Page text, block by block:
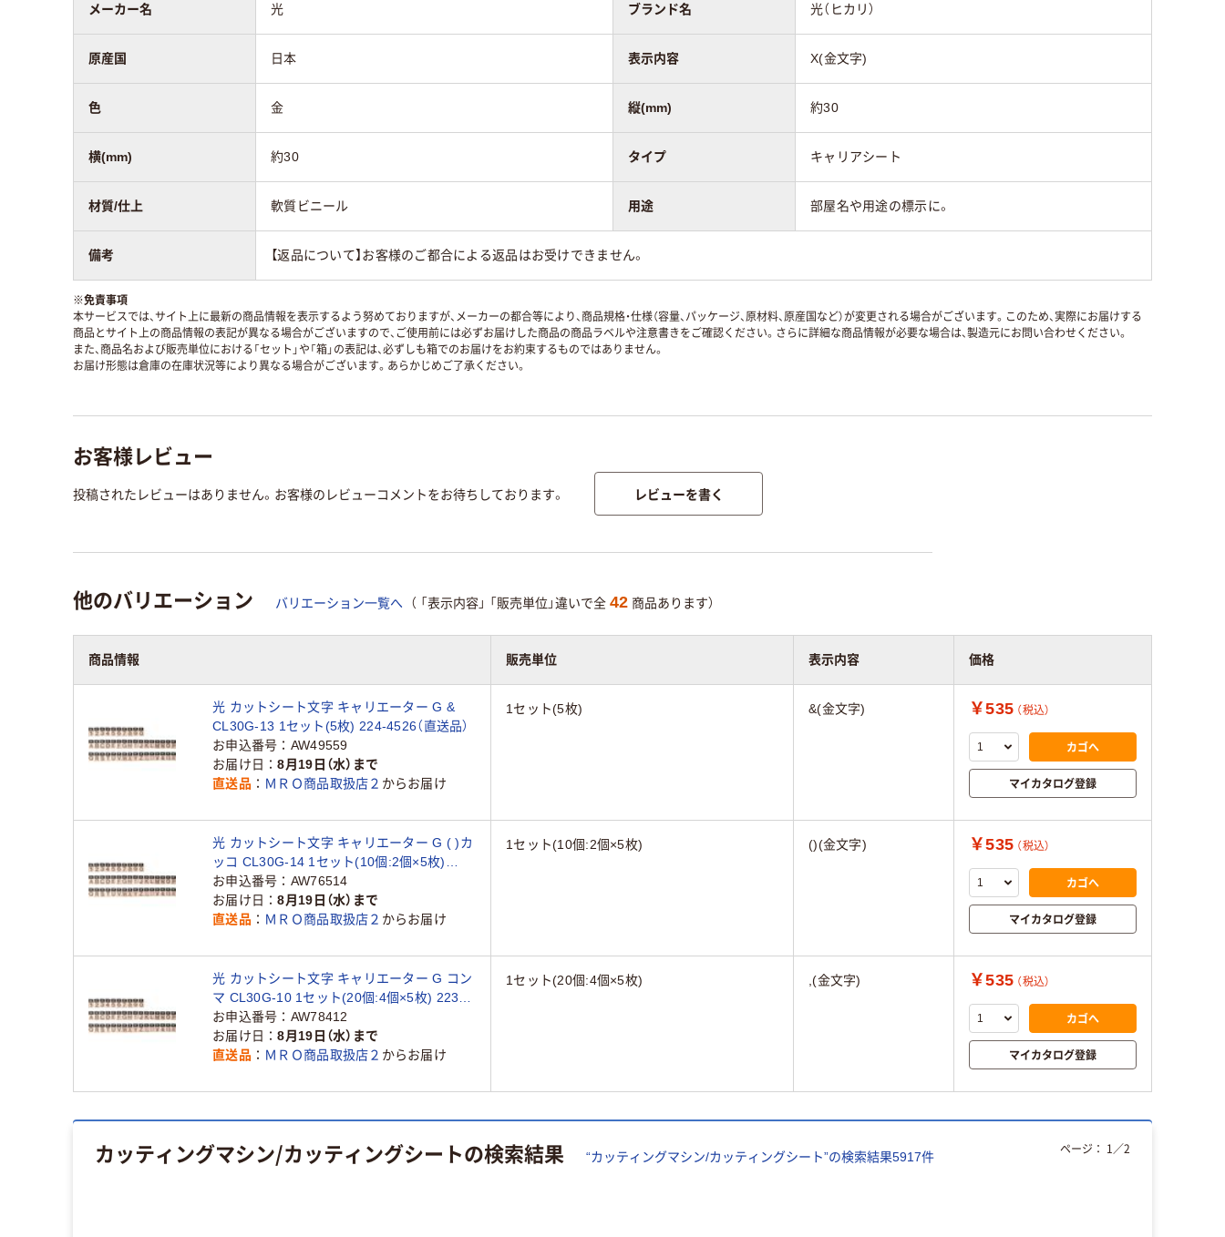
メーカー名 光 ブランド名 光（ヒカリ）
原産国 日本 表示内容 X(金文字)
色 金 縦(mm) 約30
横(mm) 約30 タイプ キャリアシート
材質/仕上 軟質ビニール 用途 部屋名や用途の標示に。
備考 【返品について】お客様のご都合による返品はお受けできません。
※免責事項
本サービスでは、サイト上に最新の商品情報を表示するよう努めておりますが、メーカーの都合等により、商品規格・仕様（容量、パッケージ、原材料、原産国など）が変更される場合がございます。このため、実際にお届けする
商品とサイト上の商品情報の表記が異なる場合がございますので、ご使用前には必ずお届けした商品の商品ラベルや注意書きをご確認ください。さらに詳細な商品情報が必要な場合は、製造元にお問い合わせください。
また、商品名および販売単位における「セット」や「箱」の表記は、必ずしも箱でのお届けをお約束するものではありません。
お届け形態は倉庫の在庫状況等により異なる場合がございます。あらかじめご了承ください。
お客様レビュー
投稿されたレビューはありません。お客様のレビューコメントをお待ちしております。 レビューを書く
他のバリエーション バリエーション一覧へ （ 「表示内容」 「販売単位」違いで全 42 商品あります）
商品情報 販売単位 表示内容 価格
光 カットシート文字 キャリエーター G &
CL30G-13 1セット(5枚) 224-4526（直送品）
お申込番号
AW49559
お届け日
8月19日（水）まで
直送品
ＭＲＯ商品取扱店２ からお届け
1セット(5枚) &(金文字) ￥535 （税込）
カゴへ
マイカタログ登録
光 カットシート文字 キャリエーター G ( )カ
ッコ CL30G-14 1セット(10個:2個×5枚)
224-1461（直送品）
お申込番号
AW76514
お届け日
8月19日（水）まで
直送品
ＭＲＯ商品取扱店２ からお届け
1セット(10個:2個×5枚) ()(金文字) ￥535 （税込）
カゴへ
マイカタログ登録
光 カットシート文字 キャリエーター G コン
マ CL30G-10 1セット(20個:4個×5枚) 223-
9806（直送品）
お申込番号
AW78412
お届け日
8月19日（水）まで
直送品
ＭＲＯ商品取扱店２ からお届け
1セット(20個:4個×5枚) ,(金文字) ￥535 （税込）
カゴへ
マイカタログ登録
カッティングマシン/カッティングシートの検索結果 “カッティングマシン/カッティングシート”の検索結果5917件
ページ： 1 ／2